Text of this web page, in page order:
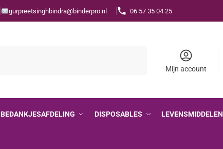
gurpreetsinghbindra@binderpro.nl 06 57 35 04 25
Mijn account
BEDANKJESAFDELING DISPOSABLES LEVENSMIDDELEN